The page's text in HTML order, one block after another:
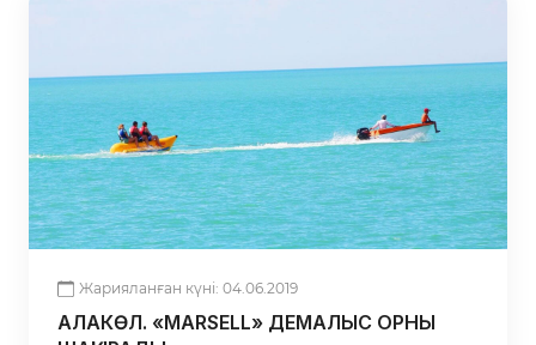
Жарияланған күні: 04.06.2019
АЛАКӨЛ. «MARSELL» ДЕМАЛЫС ОРНЫ